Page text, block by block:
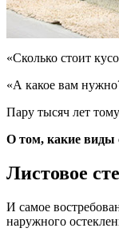
«Сколько стоит
«А какое вам
Пару тысяч лет
О том, какие виды
Листовое
И самое
наружного